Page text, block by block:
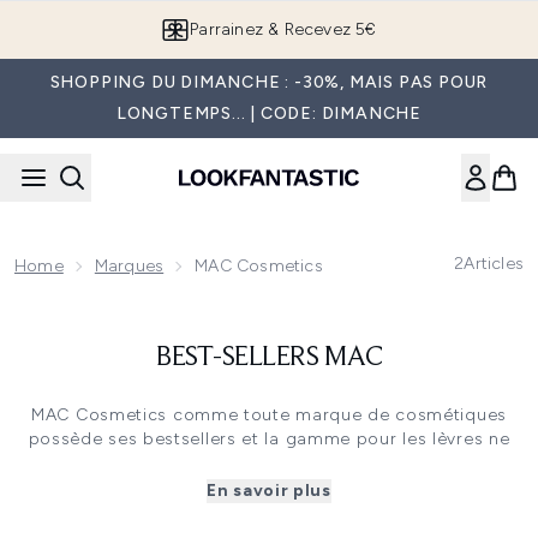
Parrainez & Recevez 5€
SHOPPING DU DIMANCHE : -30%, MAIS PAS POUR
LONGTEMPS... | CODE: DIMANCHE
Home Marques MAC Cosmetics 2Articles
BEST-SELLERS MAC
MAC Cosmetics comme toute marque de cosmétiques
possède ses bestsellers et la gamme pour les lèvres ne
contient des rouges à lèvres liquides à la texture
En savoir plus